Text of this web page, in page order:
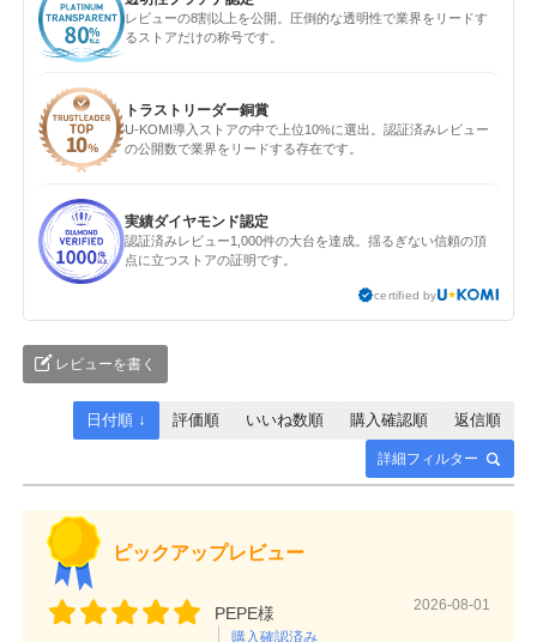
レビューの8割以上を公開。圧倒的な透明性で業界をリードす
るストアだけの称号です。
トラストリーダー銅賞
U-KOMI導入ストアの中で上位10%に選出。認証済みレビュー
の公開数で業界をリードする存在です。
実績ダイヤモンド認定
認証済みレビュー1,000件の大台を達成。揺るぎない信頼の頂
点に立つストアの証明です。
certified by
レビューを書く
詳細フィルター
日付順 ↓ 評価順 いいね数順 購入確認順 返信順
ピックアップレビュー
PEPE様
購入確認済み
2026-08-01